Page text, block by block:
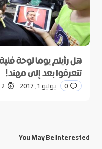
هل رأيتم يوما لوحة
تتعرفوا بعد إلى مهند!
0 يوليو 1, 2017 2 min read
You May Be Interested